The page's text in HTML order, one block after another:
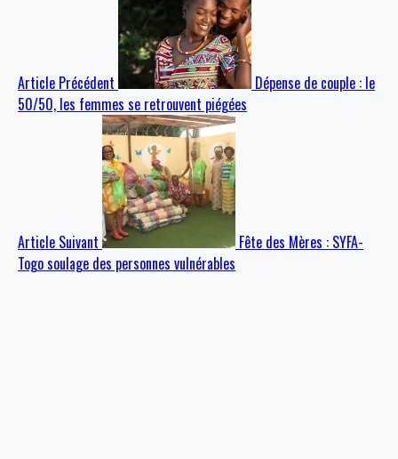
Article Précédent
Dépense de couple : le
50/50, les femmes se retrouvent piégées
Article Suivant
Fête des Mères : SYFA-
Togo soulage des personnes vulnérables